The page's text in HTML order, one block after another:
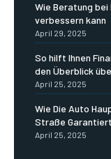
Wie Beratung
verbessern kann
April 29, 2025
So hilft Ihnen
den Überblick
April 25, 2025
Wie Die Auto
Straße Garantiert
April 25, 2025